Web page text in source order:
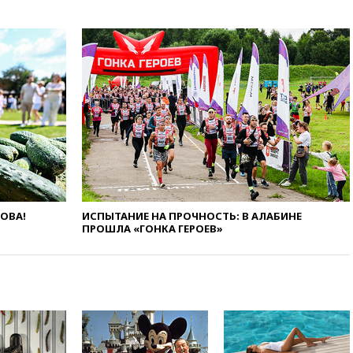
Малайзией
11:04«Ведомости»: на партию
«Яблоко» ополчились
конкуренты
10:59Торговые центры и кафе
в России могут обязать
раздавать питьевую воду
бесплатно
10:41Бывшая глава брокера
Mind Money Юлия Хандошко
признала свою вину
10:41Пашинян: Армения
одновременного членства в
обмена криптовалюты в
«Москве-Сити»
ИСПЫТАНИЕ НА ПРОЧНОСТЬ: В АЛАБИНЕ
ПРОШЛА «ГОНКА ГЕРОЕВ»